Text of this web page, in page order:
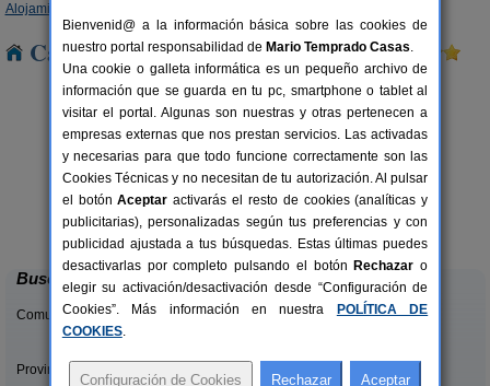
Alojamientos
Casas Rurales cerca de La Figal
12-22+3 pers.
desde30 €
La Llosuca
San Pedro de Ambás (Asturias)
Buscar
Comunidades:
Provincias/Islas:
Bienvenid@ a la información básica sobre las cookies de
nuestro portal responsabilidad de Mario Temprado Casas.
Una cookie o galleta informática es un pequeño archivo de
información que se guarda en tu pc, smartphone o tablet al
visitar el portal. Algunas son nuestras y otras pertenecen a
empresas externas que nos prestan servicios. Las activadas
y necesarias para que todo funcione correctamente son las
Cookies Técnicas y no necesitan de tu autorización. Al pulsar
el botónAceptar activarás el resto de cookies (analíticas y
publicitarias), personalizadas según tus preferencias y con
publicidad ajustada a tus búsquedas. Estas últimas puedes
desactivarlas por completo pulsando el botón Rechazar o
elegir su activación/desactivación desde “Configuración de
Cookies”. Más información en nuestra
POLÍTICA DE
COOKIES.